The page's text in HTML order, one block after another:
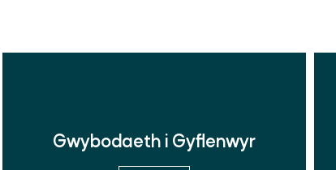
Gwybodaeth i Gyflenwyr